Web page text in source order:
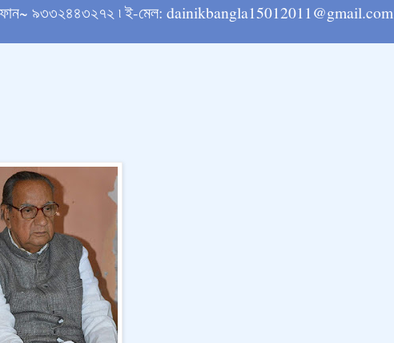
৯৩৩২৪৪৩২৭২ ৷ ই-মেল: dainikbangla15012011@gmail.com